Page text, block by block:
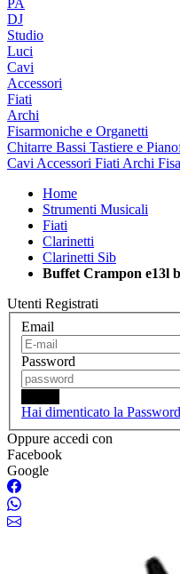
PA
DJ
Studio
Luci
Cavi
Accessori
Fiati
Archi
Fisarmoniche e Organetti
Chitarre Bassi Tastiere e
Cavi Accessori Fiati Archi
Home
Strumenti Musicali
Fiati
Clarinetti
Clarinetti Sib
Buffet Crampon e13l
Utenti Registrati
Email
Password
Hai dimenticato la
Oppure accedi con
Facebook
Google